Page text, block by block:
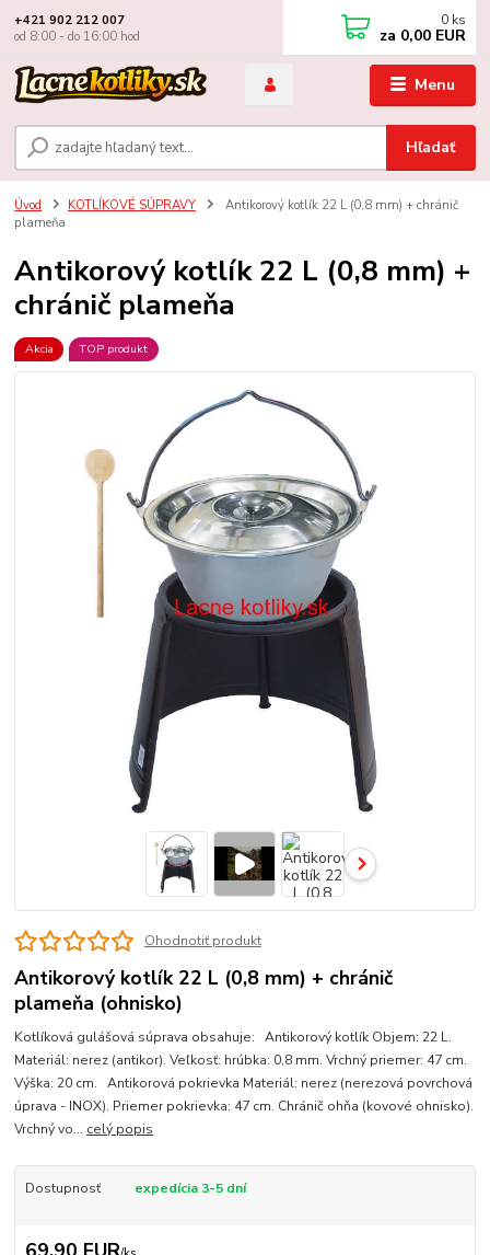
Menu
Hľadať
+421 902 212 007
od 8:00 - do 16:00 hod
0 ks
za 0,00 EUR
Úvod KOTLÍKOVÉ SÚPRAVY
Antikorový kotlík 22 L (0,8 mm) + chránič
plameňa
Antikorový kotlík 22 L (0,8 mm) +
chránič plameňa
Akcia TOP produkt
Ohodnotiť produkt
Antikorový kotlík 22 L (0,8 mm) + chránič
plameňa (ohnisko)
Kotlíková gulášová súprava obsahuje: Antikorový kotlík Objem: 22 L.
Materiál: nerez (antikor). Veľkosť: hrúbka: 0,8 mm. Vrchný priemer: 47 cm.
Výška: 20 cm. Antikorová pokrievka Materiál: nerez (nerezová povrchová
úprava - INOX). Priemer pokrievka: 47 cm. Chránič ohňa (kovové ohnisko).
Vrchný vo... celý popis
Dostupnosť expedícia 3-5 dní